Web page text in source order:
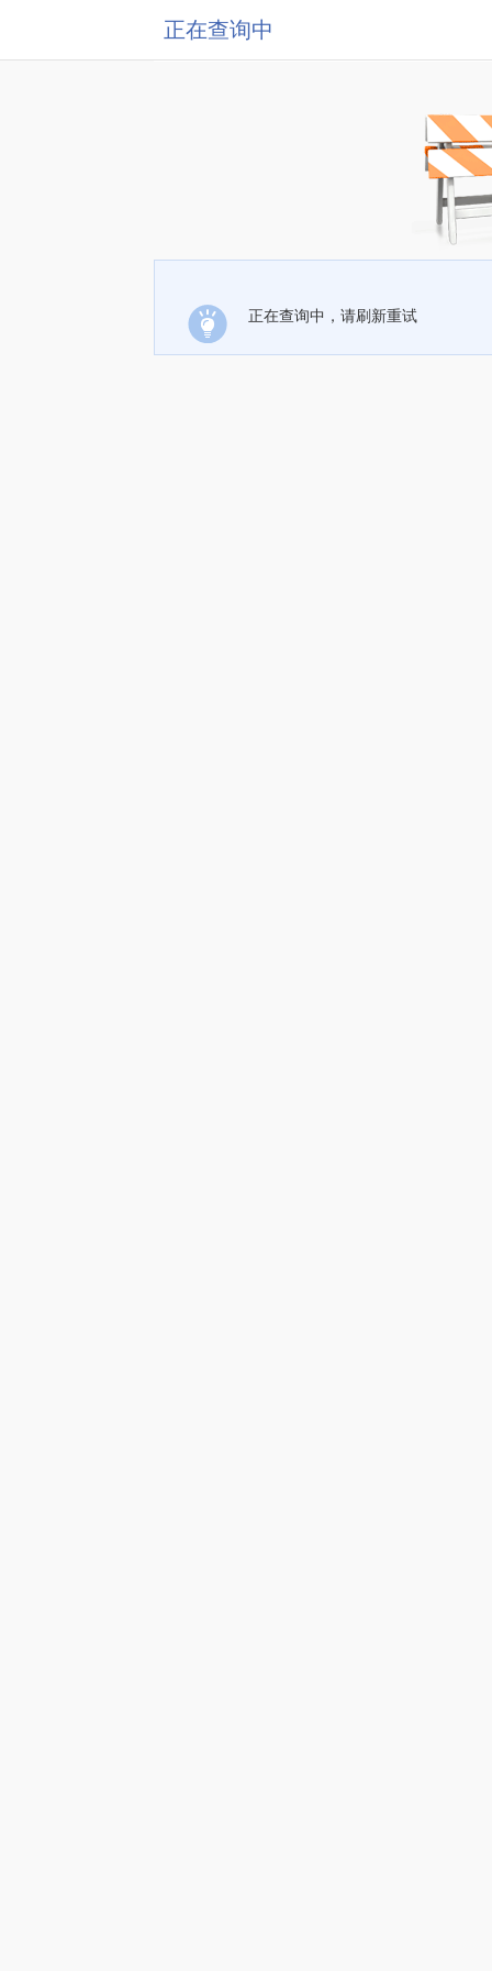
正在查询中
正在查询中，请刷新重试